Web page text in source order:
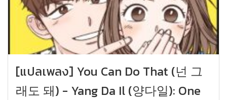
[แปลเพลง] You Can Do That (넌 그
래도 돼) - Yang Da Il (양다일): One